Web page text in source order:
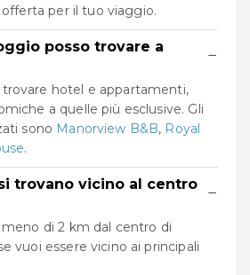
per il tuo viaggio.
posso trovare a
−
hotel e appartamenti,
a quelle più esclusive. Gli
sono Manorview B&B, Royal
.
trovano vicino al centro
−
di 2 km dal centro di
vuoi essere vicino ai principali